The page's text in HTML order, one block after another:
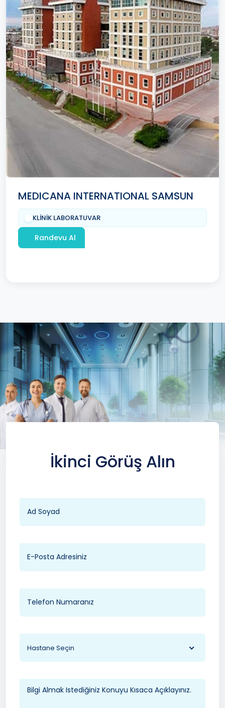
MEDICANA INTERNATIONAL SAMSUN
KLİNİK LABORATUVAR
Randevu Al
İkinci Görüş Alın
Hastane Seçin